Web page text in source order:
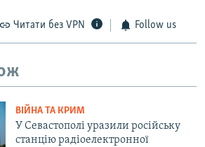
Читати без VPN Follow us
ВІЙНА ТА КРИМ
У Севастополі уразили російську
станцію радіоелектронної